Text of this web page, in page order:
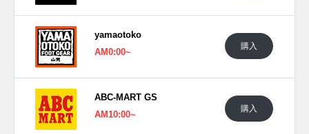
yamaotoko
AM0:00~
購入
ABC-MART GS
AM10:00~
購入